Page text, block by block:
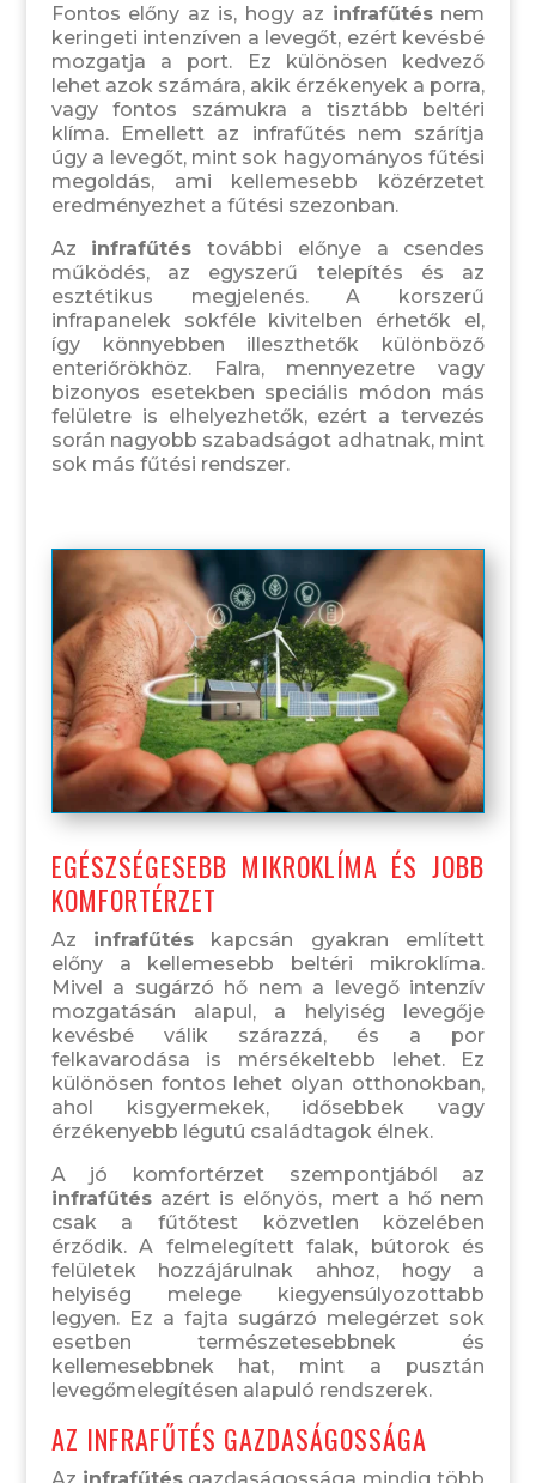
Fontos előny az is, hogy az infrafűtésnem
keringeti intenzíven a levegőt, ezért kevésbé
mozgatja a port. Ez különösen kedvező
lehet azok számára, akik érzékenyek a porra,
vagy fontos számukra a tisztább beltéri
klíma. Emellett az infrafűtés nem szárítja
úgy a levegőt, mint sok hagyományos fűtési
megoldás, ami kellemesebb közérzetet
eredményezhet a fűtési szezonban.
Az infrafűtés további előnye a csendes
működés, az egyszerű telepítés és az
esztétikus megjelenés. A korszerű
infrapanelek sokféle kivitelben érhetők el,
így könnyebben illeszthetők különböző
enteriőrökhöz. Falra, mennyezetre vagy
bizonyos esetekben speciális módon más
felületre is elhelyezhetők, ezért a tervezés
során nagyobb szabadságot adhatnak, mint
sok más fűtési rendszer.
EGÉSZSÉGESEBB MIKROKLÍMA ÉS JOBB
KOMFORTÉRZET
Az infrafűtés kapcsán gyakran említett
előny a kellemesebb beltéri mikroklíma.
Mivel a sugárzó hő nem a levegő intenzív
mozgatásán alapul, a helyiség levegője
kevésbé válik szárazzá, és a por
felkavarodása is mérsékeltebb lehet. Ez
különösen fontos lehet olyan otthonokban,
ahol kisgyermekek, idősebbek vagy
érzékenyebb légutú családtagok élnek.
A jó komfortérzet szempontjából az
infrafűtésazért is előnyös, mert a hő nem
csak a fűtőtest közvetlen közelében
érződik. A felmelegített falak, bútorok és
felületek hozzájárulnak ahhoz, hogy a
helyiség melege kiegyensúlyozottabb
legyen. Ez a fajta sugárzó melegérzet sok
esetben természetesebbnek és
kellemesebbnek hat, mint a pusztán
levegőmelegítésen alapuló rendszerek.
AZ INFRAFŰTÉS GAZDASÁGOSSÁGA